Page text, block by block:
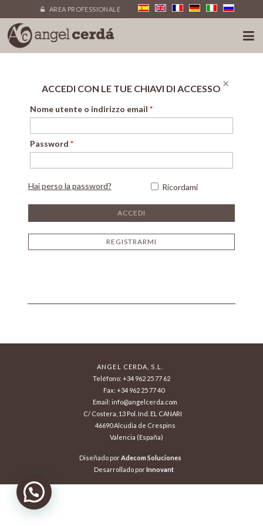
AREA PROFESSIONALE
ACCEDI CON LE TUE CHIAVI DI ACCESSO
Nome utente o indirizzo email *
Password *
Hai perso la password? Ricordami
REGISTRARMI
×
ANGEL CERDA, S.L.
Teléfono: +34 962 25 77 62
Fax: +34 962 25 77 40
Email: info@angelcerda.com
C/ Costera, 13 Pol. Ind. EL CANARI
46690 Alcudia de Crespins
Valencia (España)
Diseñado porAdecom Soluciones
Desarrollado porInnovant